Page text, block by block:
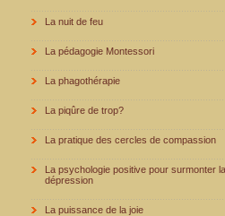
La nuit de feu
La pédagogie Montessori
La phagothérapie
La piqûre de trop?
La pratique des cercles de compassion
La psychologie positive pour surmonter la
dépression
La puissance de la joie